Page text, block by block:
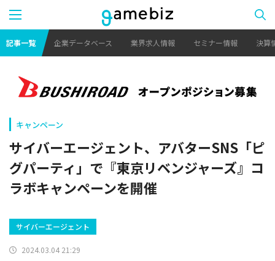
記事一覧 企業データベース 業界求人情報 セミナー情報 決算
キャンペーン
サイバーエージェント、アバターSNS「ピ
グパーティ」で『東京リベンジャーズ』コ
ラボキャンペーンを開催
サイバーエージェント
2024.03.04 21:29